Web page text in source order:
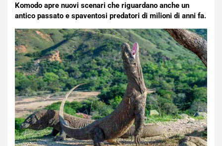
Komodo apre nuovi scenari che riguardano anche un
antico passato e spaventosi predatori di milioni di anni fa.